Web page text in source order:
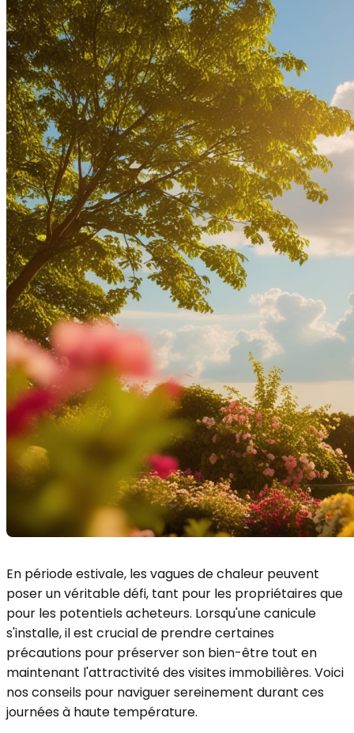
En période estivale, les vagues de chaleur peuvent
poser un véritable défi, tant pour les propriétaires que
pour les potentiels acheteurs. Lorsqu'une canicule
s'installe, il est crucial de prendre certaines
précautions pour préserver son bien-être tout en
maintenant l'attractivité des visites immobilières. Voici
nos conseils pour naviguer sereinement durant ces
journées à haute température.